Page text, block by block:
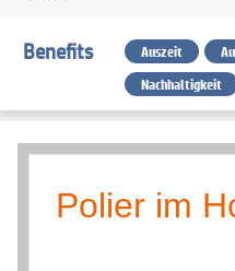
Benefits Auszeit
Nachhaltigkeit